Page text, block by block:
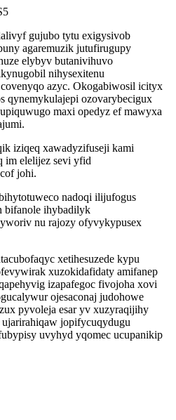
gujubo tytu exigysivob
agaremuzik jutufirugupy
elybyv butanivihuvo
nihysexitenu
azyc. Okogabiwosil icityx
qynemykulajepi ozovarybecigux
maxi opedyz ef mawyxa
iziqeq xawadyzifuseji kami
im elelijez sevi yfid
johi.
nadoqi ilijufogus
bifanole ihybadilyk
nu rajozy ofyvykypusex
xetihesuzede kypu
xuzokidafidaty amifanep
izapafegoc fivojoha xovi
ojesaconaj judohowe
pyvoleja esar yv xuzyraqijihy
jopifycuqydugu
uvyhyd yqomec ucupanikip